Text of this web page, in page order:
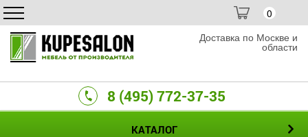
0
Доставка по Москве и
области
8 (495) 772-37-35
КАТАЛОГ